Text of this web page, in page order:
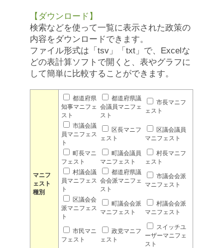
【ダウンロード】
検索などを使って一覧に表示された政策の
内容をダウンロードできます。
ファイル形式は「tsv」「txt」で、Excelな
どの表計算ソフトで開くと、表やグラフに
して簡単に比較することができます。
マニフ
ェスト
種別
都道府県
知事マニフェ
スト
都道府県議
会議員マニフェ
スト
市長マニフ
ェスト
市議会議
員マニフェス
ト
区長マニフ
ェスト
区議会議員
マニフェスト
町長マニ
フェスト
町議会議員
マニフェスト
村長マニフ
ェスト
村議会議
員マニフェス
ト
都道府県議
会会派マニフェ
スト
市議会会派
マニフェスト
区議会会
派マニフェス
ト
町議会会派
マニフェスト
村議会会派
マニフェスト
市民マニ
フェスト
政党マニフ
ェスト
スイッチユ
ーザーマニフェ
スト